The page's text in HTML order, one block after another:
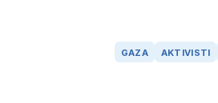
GAZA AKTIVISTI